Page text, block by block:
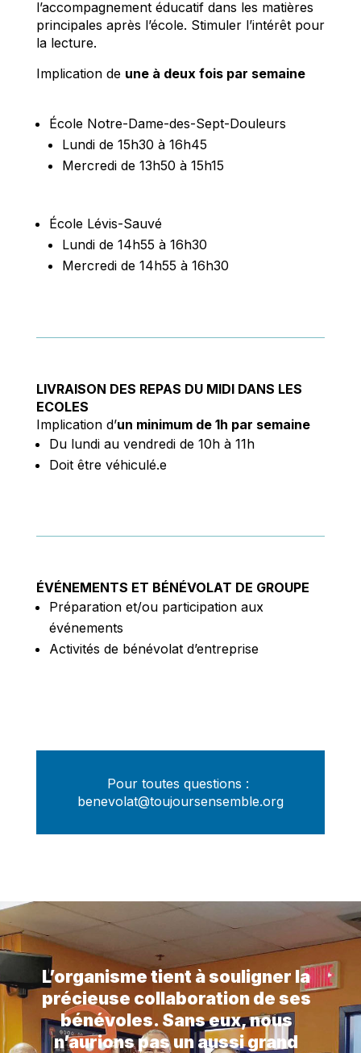
l’accompagnement éducatif dans les matières
principales après l’école. Stimuler l’intérêt pour
la lecture.
Implication de une à deux fois par semaine
École Notre-Dame-des-Sept-Douleurs
Lundi de 15h30 à 16h45
Mercredi de 13h50 à 15h15
École Lévis-Sauvé
Lundi de 14h55 à 16h30
Mercredi de 14h55 à 16h30
LIVRAISON DES REPAS DU MIDI DANS LES
ECOLES
Implication d’un minimum de 1h par semaine
Du lundi au vendredi de 10h à 11h
Doit être véhiculé.e
ÉVÉNEMENTS ET BÉNÉVOLAT DE GROUPE
Préparation et/ou participation aux
événements
Activités de bénévolat d’entreprise
Pour toutes questions :
benevolat@toujoursensemble.org
L’organisme tient à souligner la
précieuse collaboration de ses
bénévoles. Sans eux, nous
n’aurions pas un aussi grand